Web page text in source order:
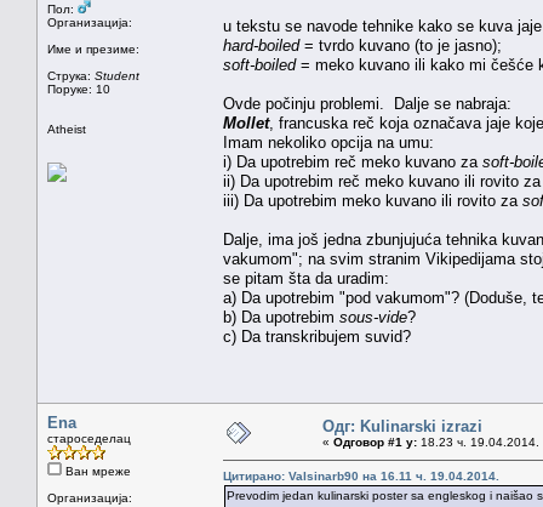
Пол:
Организација:
Име и презиме:
Струка: Student
Поруке: 10
Atheist
u tekstu se navode tehnike kako se kuva
hard-boiled= tvrdo kuvano (to je jasno);
soft-boiled= meko kuvano ili kako mi češće
Ovde počinju problemi. Dalje se nabraja:
Mollet, francuska reč koja označava jaje
Imam nekoliko opcija na umu:
i) Da upotrebim reč meko kuvano za soft-
ii) Da upotrebim reč meko kuvano ili rovito
iii) Da upotrebim meko kuvano ili rovito za
Dalje, ima još jedna zbunjujuća tehnika
vakumom"; na svim stranim Vikipedijama
se pitam šta da uradim:
a) Da upotrebim "pod vakumom"? (Doduše,
b) Da upotrebim sous-vide?
c) Da transkribujem suvid?
Ena
староседелац
Ван мреже
Организација:
Одг: Kulinarski izrazi
« Одговор #1 у: 18.23 ч. 19.04.2014.
Цитирано: Valsinarb90 на 16.11 ч. 19.04.2014.
Prevodim jedan kulinarski poster sa engleskog i naišao